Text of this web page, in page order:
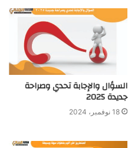
السؤال والإجابة تحدي وصراحة
جديدة 2025
18 نوفمبر، 2024